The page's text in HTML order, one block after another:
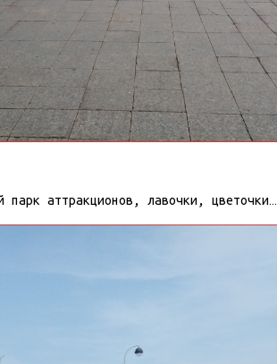
парк аттракционов, лавочки, цветочки…